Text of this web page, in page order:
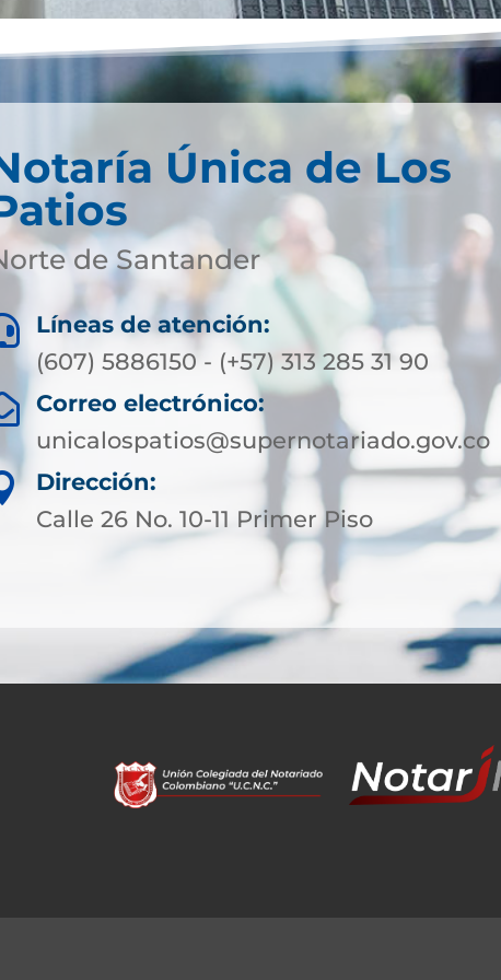
Única de Los
de Santander
Líneas de atención:
(607) 5886150 - (+57) 313 285 31 90
Correo electrónico:
unicalospatios@supernotariado.gov.co
Dirección:
Calle 26 No. 10-11 Primer Piso